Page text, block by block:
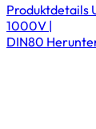
Produktdetails
1000V |
DIN80